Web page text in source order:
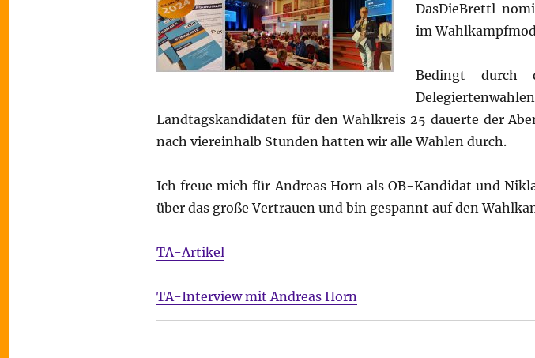
DasDieBrettl
im
Bedingt durch
Landtagskandidaten für den Wahlkreis 25 dauerte der
nach viereinhalb Stunden hatten wir alle Wahlen durch.
Ich freue mich für Andreas Horn als OB-Kandidat und
über das große Vertrauen und bin gespannt auf den
TA-Artikel
TA-Interview mit Andreas Horn